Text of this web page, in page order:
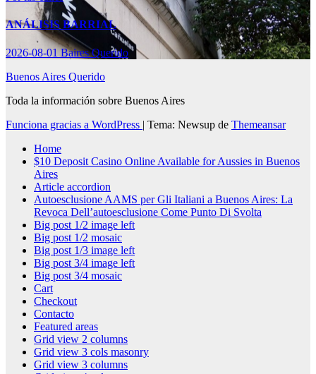
ANÁLISIS BARRIAL
2026-08-01Baires Querido
Buenos Aires Querido
Toda la información sobre Buenos Aires
Funciona gracias a WordPress | Tema: Newsup de Themeansar
Home
$10 Deposit Casino Online Available for Aussies in Buenos
Aires
Article accordion
Autoesclusione AAMS per Gli Italiani a Buenos Aires: La
Revoca Dell’autoesclusione Come Punto Di Svolta
Big post 1/2 image left
Big post 1/2 mosaic
Big post 1/3 image left
Big post 3/4 image left
Big post 3/4 mosaic
Cart
Checkout
Contacto
Featured areas
Grid view 2 columns
Grid view 3 cols masonry
Grid view 3 columns